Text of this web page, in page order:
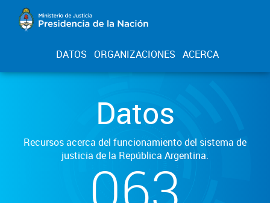
DATOS ORGANIZACIONES ACERCA
Datos
Recursos acerca del funcionamiento del sistema de
justicia de la República Argentina.